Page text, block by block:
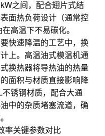
之间，配合翅片式结
面热负荷设计（通常控
高温下不易碳化。
快速降温的工艺中，换
上。高温油式模温机通
换热器将导热油的热量
面积与材质直接影响降
锈钢材质，配合大通
中的杂质堵塞流道，确
率关键参数对比